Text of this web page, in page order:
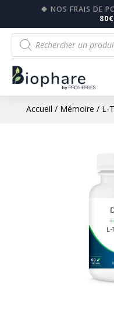
🍀 NOS FRAIS DE
Recherche
de
produits
Accueil / Mémoire / L-